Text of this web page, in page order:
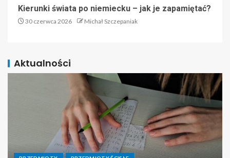
Kierunki świata po niemiecku – jak je zapamiętać?
30 czerwca 2026 Michał Szczepaniak
Aktualności